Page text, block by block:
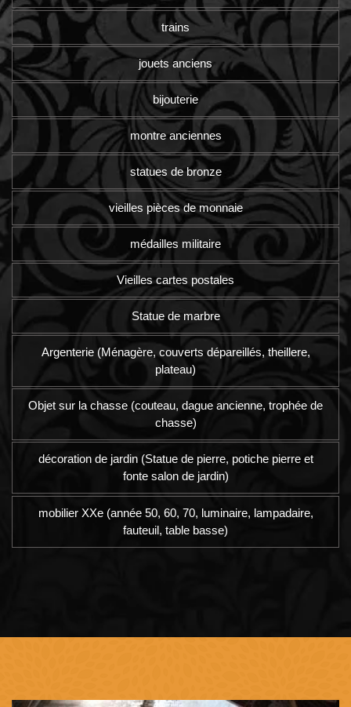
trains
jouets anciens
bijouterie
montre anciennes
statues de bronze
vieilles pièces de monnaie
médailles militaire
Vieilles cartes postales
Statue de marbre
Argenterie (Ménagère, couverts dépareillés, theillere,
plateau)
Objet sur la chasse (couteau, dague ancienne, trophée de
chasse)
décoration de jardin (Statue de pierre, potiche pierre et
fonte salon de jardin)
mobilier XXe (année 50, 60, 70, luminaire, lampadaire,
fauteuil, table basse)